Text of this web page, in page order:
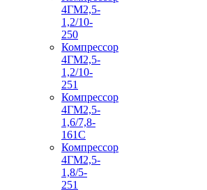
4ГМ2,5-
1,2/10-
250
Компрессор
4ГМ2,5-
1,2/10-
251
Компрессор
4ГМ2,5-
1,6/7,8-
161С
Компрессор
4ГМ2,5-
1,8/5-
251